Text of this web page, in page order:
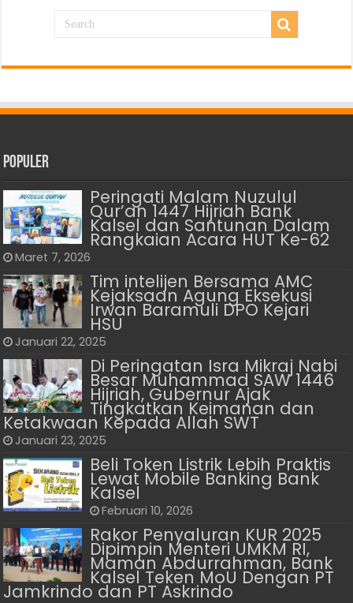
Populer
Peringati Malam Nuzulul
Qur’an 1447 Hijriah Bank
Kalsel dan Santunan Dalam
Rangkaian Acara HUT Ke-62
Maret 7, 2026
Tim intelijen Bersama AMC
Kejaksaan Agung Eksekusi
Irwan Baramuli DPO Kejari
HSU
Januari 22, 2025
Di Peringatan Isra Mikraj Nabi
Besar Muhammad SAW 1446
Hijriah, Gubernur Ajak
Tingkatkan Keimanan dan
Ketakwaan Kepada Allah SWT
Januari 23, 2025
Beli Token Listrik Lebih Praktis
Lewat Mobile Banking Bank
Kalsel
Februari 10, 2026
Rakor Penyaluran KUR 2025
Dipimpin Menteri UMKM RI,
Maman Abdurrahman, Bank
Kalsel Teken MoU Dengan PT
Jamkrindo dan PT Askrindo